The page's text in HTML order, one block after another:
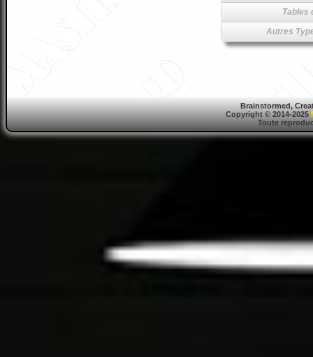
Tables
Autres
Brainstormed,
Copyright © 2014-2025
Toute